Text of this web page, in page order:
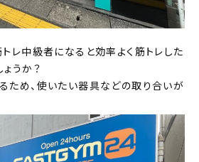
レ中級者になると効率よく筋トレした
うか？
ため、使いたい器具などの取り合いが